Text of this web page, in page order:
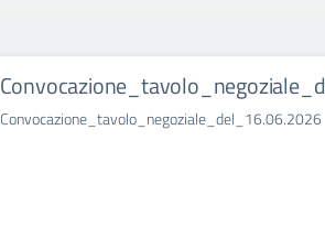
Convocazione_tavolo_negoziale_del_16.06.2026